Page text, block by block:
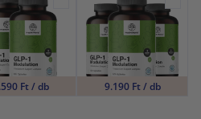
Ft / db
9.190 Ft / db